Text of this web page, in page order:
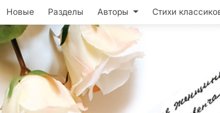
Новые Разделы Авторы Стихи